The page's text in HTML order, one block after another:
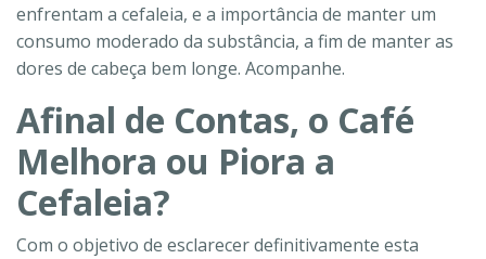
enfrentam a cefaleia, e a importância de manter um
consumo moderado da substância, a fim de manter as
dores de cabeça bem longe. Acompanhe.
Afinal de Contas, o Café
Melhora ou Piora a
Cefaleia?
Com o objetivo de esclarecer definitivamente esta